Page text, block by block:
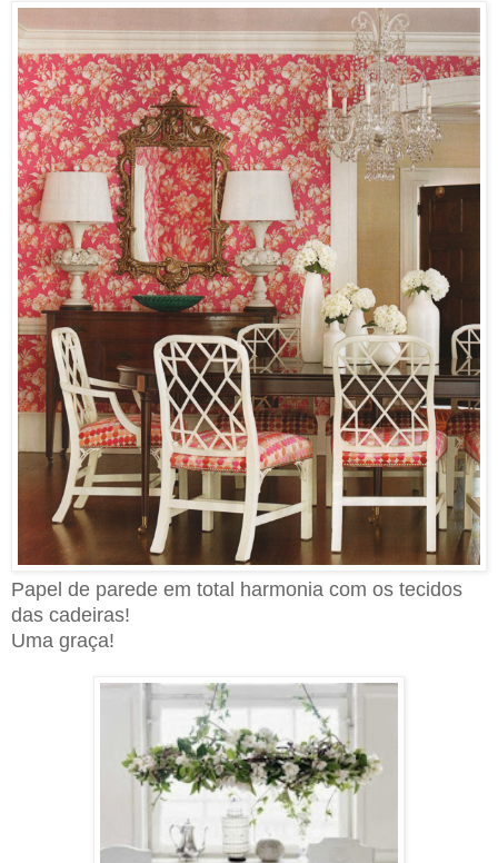
Papel de parede em total harmonia com os tecidos
das cadeiras!
Uma graça!